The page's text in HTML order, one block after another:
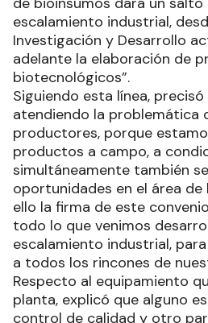
escalamiento industrial,
Investigación y Desarrollo
adelante la elaboración de
biotecnológicos”.
Siguiendo esta línea,
atendiendo la problemática
productores, porque
productos a campo, a
simultáneamente también
oportunidades en el área
ello la firma de este
todo lo que venimos
escalamiento industrial,
a todos los rincones de
Respecto al equipamiento
planta, explicó que alguno
control de calidad y otro